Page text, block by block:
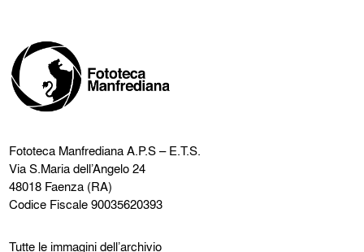
Fototeca ManfredianaA.P.S – E.T.S.
Via S.Maria dell’Angelo 24
48018 Faenza (RA)
Codice Fiscale 90035620393
Tutte le immagini dell’archivio